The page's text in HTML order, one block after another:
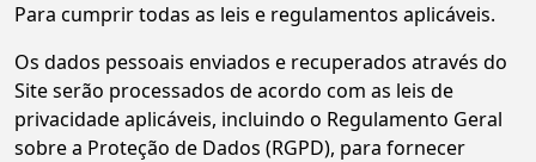
Para cumprir todas as leis e regulamentos aplicáveis.
Os dados pessoais enviados e recuperados através do
Site serão processados de acordo com as leis de
privacidade aplicáveis, incluindo o Regulamento Geral
sobre a Proteção de Dados (RGPD), para fornecer